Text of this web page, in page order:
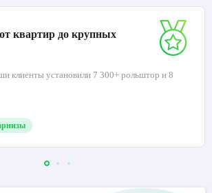
квартир до крупных
клиенты установили 7 300+ рольштор и 8